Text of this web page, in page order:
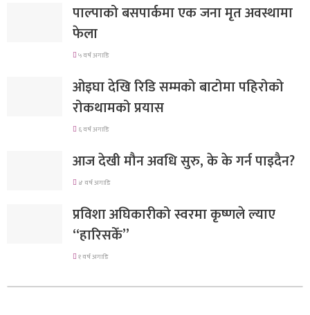
पाल्पाको बसपार्कमा एक जना मृत अवस्थामा
फेला
५ वर्ष अगाडि
ओइघा देखि रिडि सम्मको बाटोमा पहिरोको
रोकथामको प्रयास
६ वर्ष अगाडि
आज देखी मौन अवधि सुरु, के के गर्न पाइदैन?
४ वर्ष अगाडि
प्रविशा अघिकारीको स्वरमा कृष्णले ल्याए
“हारिसकेँ”
१ वर्ष अगाडि